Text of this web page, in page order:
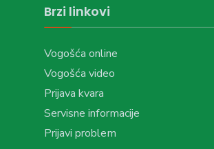
Brzi linkovi
Vogošća online
Vogošća video
Prijava kvara
Servisne informacije
Prijavi problem